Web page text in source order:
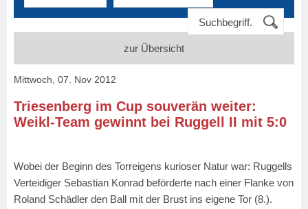
zur Übersicht
Mittwoch, 07. Nov 2012
Triesenberg im Cup souverän weiter:
Weikl-Team gewinnt bei Ruggell II mit 5:0
Wobei der Beginn des Torreigens kurioser Natur war: Ruggells
Verteidiger Sebastian Konrad beförderte nach einer Flanke von
Roland Schädler den Ball mit der Brust ins eigene Tor (8.).